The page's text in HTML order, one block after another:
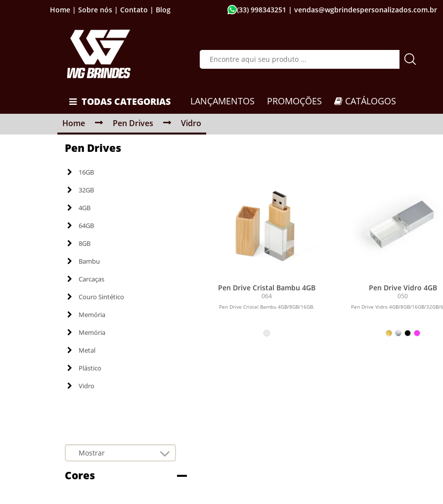
Home | Sobre nós | Contato | Blog (33) 998343251 | vendas@wgbrindespersonalizados.com.br
TODAS CATEGORIAS LANÇAMENTOS PROMOÇÕES CATÁLOGOS
Home Pen Drives Vidro
Pen Drives
16GB
32GB
4GB
64GB
8GB
Bambu
Carcaças
Couro Sintético
Memória
Memória
Metal
Plástico
Vidro
Cores
Pen Drive Cristal Bambu 4GB
064
Pen Drive Cristal Bambu 4GB/8GB/16GB.
Pen Drive Vidro 4GB
050
Pen Drive Vidro 4GB/8GB/16GB/32GB/